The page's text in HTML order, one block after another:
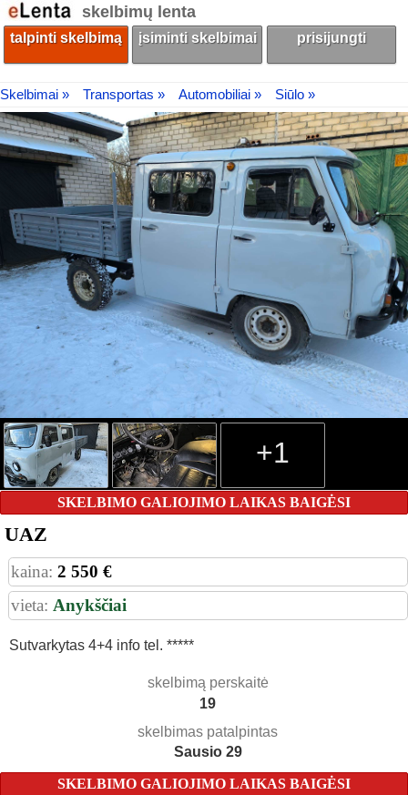
skelbimų lenta
talpinti skelbimą įsiminti skelbimai prisijungti
Skelbimai » Transportas » Automobiliai » Siūlo »
+1
SKELBIMO GALIOJIMO LAIKAS BAIGĖSI
UAZ
kaina: 2 550 €
vieta: Anykščiai
Sutvarkytas 4+4 info tel. *****
skelbimą perskaitė
19
skelbimas patalpintas
Sausio 29
SKELBIMO GALIOJIMO LAIKAS BAIGĖSI